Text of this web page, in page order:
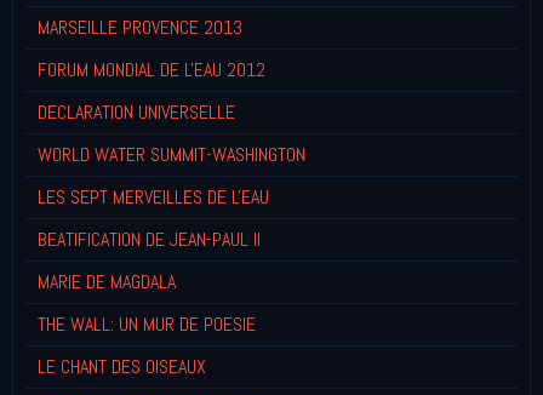
MARSEILLE PROVENCE 2013
FORUM MONDIAL DE L'EAU 2012
DECLARATION UNIVERSELLE
WORLD WATER SUMMIT-WASHINGTON
LES SEPT MERVEILLES DE L'EAU
BEATIFICATION DE JEAN-PAUL II
MARIE DE MAGDALA
THE WALL: UN MUR DE POESIE
LE CHANT DES OISEAUX